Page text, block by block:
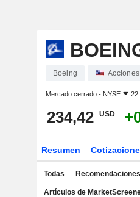
Boeing Acciones
Mercado cerrado - NYSE
234,42 USD
Resumen
Todas
Artículos de